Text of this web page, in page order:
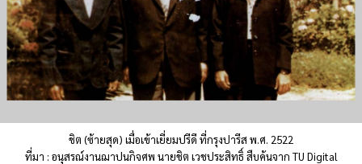
ชิต (ซ้ายสุด) เมื่อเข้าเยี่ยมปรีดี ที่กรุงปารีส พ.ศ. 2522
ที่มา : อนุสรณ์งานฌาปนกิจศพ นายชิต เวชประสิทธิ์ สืบค้นจาก TU Digital